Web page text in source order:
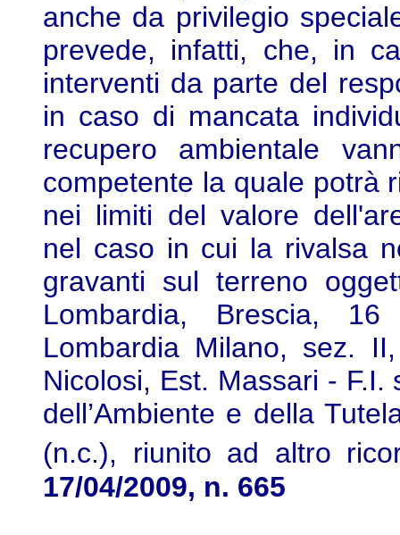
anche da privilegio
prevede, infatti, che, in
interventi da parte del
in caso di mancata
recupero ambientale
competente la quale potrà
nei limiti del valore
nel caso in cui la rivalsa
gravanti sul terreno
Lombardia, Brescia,
Lombardia Milano, sez.
Nicolosi, Est. Massari -
dell’Ambiente e della
(n.c.), riunito ad altro
17/04/2009, n. 665